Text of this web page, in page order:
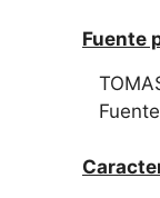
Fuente